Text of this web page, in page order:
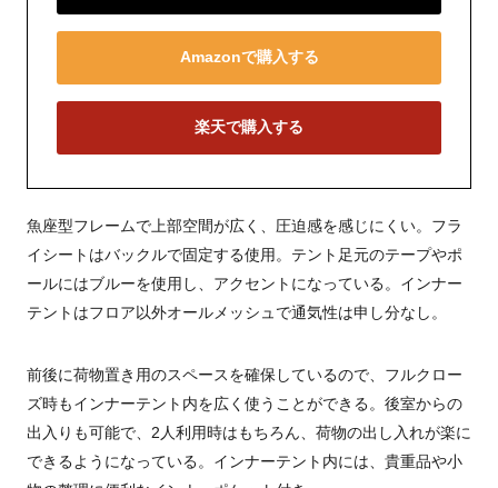
Amazonで購入する
楽天で購入する
魚座型フレームで上部空間が広く、圧迫感を感じにくい。フラ
イシートはバックルで固定する使用。テント足元のテープやポ
ールにはブルーを使用し、アクセントになっている。インナー
テントはフロア以外オールメッシュで通気性は申し分なし。
前後に荷物置き用のスペースを確保しているので、フルクロー
ズ時もインナーテント内を広く使うことができる。後室からの
出入りも可能で、2人利用時はもちろん、荷物の出し入れが楽に
できるようになっている。インナーテント内には、貴重品や小